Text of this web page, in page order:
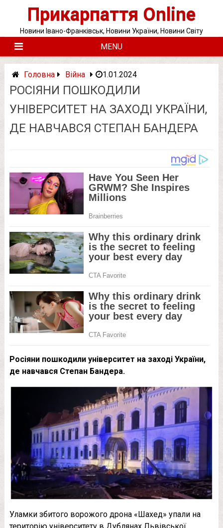
Прикарпаття Online
Новини Івано-Франківськ, Новини України, Новини Світу
MENU
Головна Війна 1.01.2024
РОСІЯНИ ПОШКОДИЛИ
УНІВЕРСИТЕТ НА ЗАХОДІ УКРАЇНИ,
ДЕ НАВЧАВСЯ СТЕПАН БАНДЕРА
Росіяни пошкодили університет на заході України,
де навчався Степан Бандера.
Уламки збитого ворожого дрона «Шахед» упали на
територію університету в Дублянах Львівської